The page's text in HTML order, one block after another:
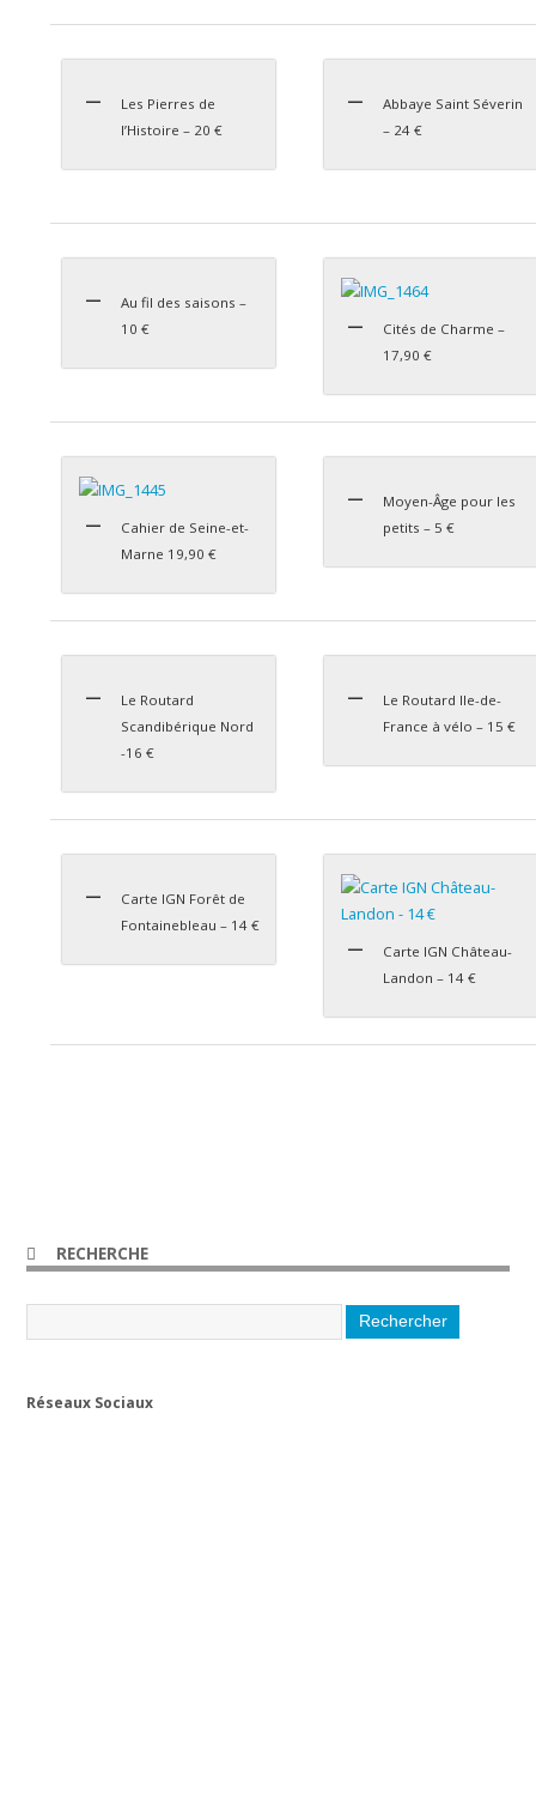
Les Pierres de
l’Histoire – 20 €
Abbaye Saint Séverin
– 24 €
Au fil des saisons –
10 €
Cités de Charme –
17,90 €
Cahier de Seine-et-
Marne 19,90 €
Moyen-Âge pour les
petits – 5 €
Le Routard
Scandibérique Nord
-16 €
Le Routard Ile-de-
France à vélo – 15 €
Carte IGN Forêt de
Fontainebleau – 14 €
Carte IGN Château-
Landon – 14 €
RECHERCHE
Réseaux Sociaux